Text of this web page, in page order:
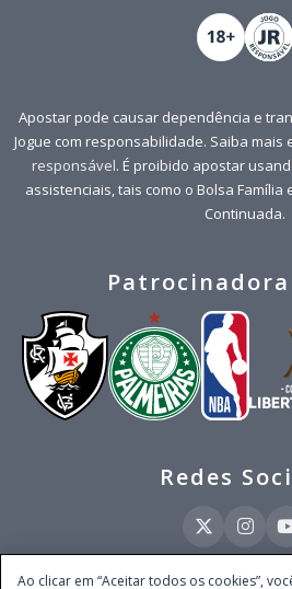
Apostar pode causar dependência e
Jogue com responsabilidade. Saiba mais
responsável. É proibido apostar
assistenciais, tais como o Bolsa Família
Continuada.
Redes
Ao clicar em “Aceitar todos os cookies”,